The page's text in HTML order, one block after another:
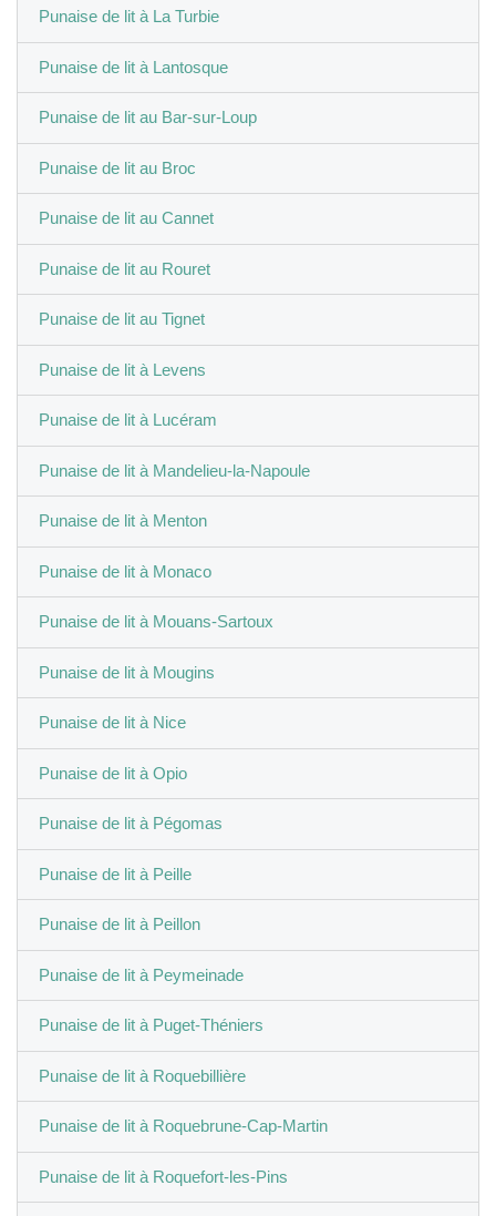
Punaise de lit à La Turbie
Punaise de lit à Lantosque
Punaise de lit au Bar-sur-Loup
Punaise de lit au Broc
Punaise de lit au Cannet
Punaise de lit au Rouret
Punaise de lit au Tignet
Punaise de lit à Levens
Punaise de lit à Lucéram
Punaise de lit à Mandelieu-la-Napoule
Punaise de lit à Menton
Punaise de lit à Monaco
Punaise de lit à Mouans-Sartoux
Punaise de lit à Mougins
Punaise de lit à Nice
Punaise de lit à Opio
Punaise de lit à Pégomas
Punaise de lit à Peille
Punaise de lit à Peillon
Punaise de lit à Peymeinade
Punaise de lit à Puget-Théniers
Punaise de lit à Roquebillière
Punaise de lit à Roquebrune-Cap-Martin
Punaise de lit à Roquefort-les-Pins